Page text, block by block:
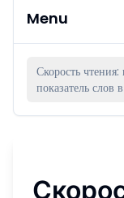
Menu
Скорость
показатель